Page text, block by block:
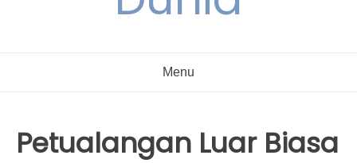
Menu
Petualangan Luar Biasa